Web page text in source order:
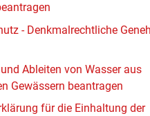
- Denkmalrechtliche
Ableiten von Wasser aus
Gewässern beantragen
für die Einhaltung der